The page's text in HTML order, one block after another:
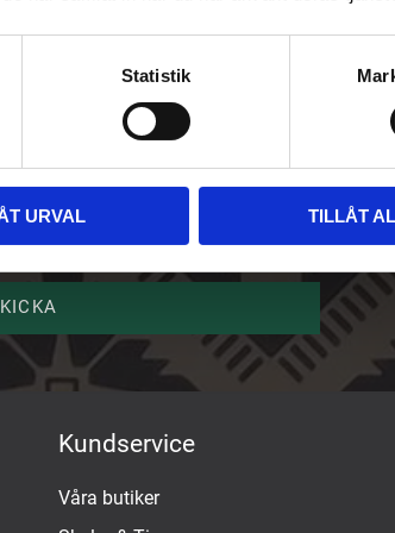
Statistik
URVAL TILLÅT
Kundservice
Våra butiker